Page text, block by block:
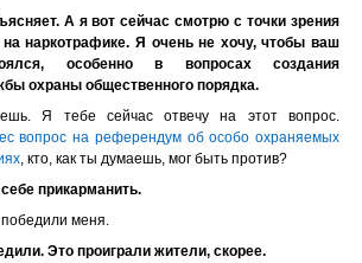
А я вот сейчас смотрю с точки зрения
на наркотрафике. Я очень не хочу, чтобы ваш
особенно в вопросах создания
охраны общественного порядка.
Я тебе сейчас отвечу на этот вопрос.
вопрос на референдум об особо охраняемых
, кто, как ты думаешь, мог быть против?
прикарманить.
меня.
Это проиграли жители, скорее.